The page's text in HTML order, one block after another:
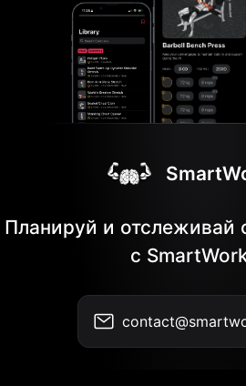
Планируй и отслеживай
с